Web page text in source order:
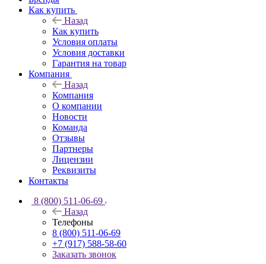
Как купить
Назад
Как купить
Условия оплаты
Условия доставки
Гарантия на товар
Компания
Назад
Компания
О компании
Новости
Команда
Отзывы
Партнеры
Лицензии
Реквизиты
Контакты
8 (800) 511-06-69
Назад
Телефоны
8 (800) 511-06-69
+7 (917) 588-58-60
Заказать звонок